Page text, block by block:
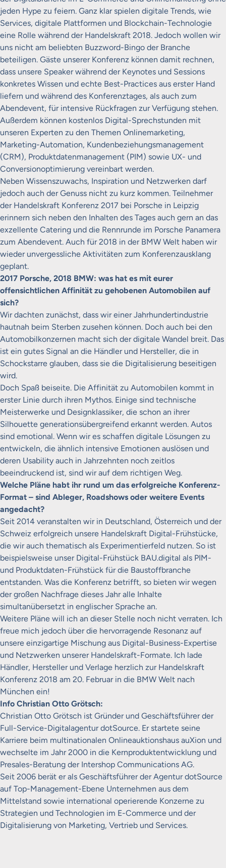
jeden Hype zu feiern. Ganz klar spielen digitale Trends, wie
Services, digitale Plattformen und Blockchain-Technologie
eine Rolle während der Handelskraft 2018. Jedoch wollen wir
uns nicht am beliebten Buzzword-Bingo der Branche
beteiligen. Gäste unserer Konferenz können damit rechnen,
dass unsere Speaker während der Keynotes und Sessions
konkretes Wissen und echte Best-Practices aus erster Hand
liefern und während des Konferenztages, als auch zum
Abendevent, für intensive Rückfragen zur Verfügung stehen.
Außerdem können kostenlos Digital-Sprechstunden mit
unseren Experten zu den Themen Onlinemarketing,
Marketing-Automation, Kundenbeziehungsmanagement
(CRM), Produktdatenmanagement (PIM) sowie UX- und
Conversionoptimierung vereinbart werden.
Neben Wissenszuwachs, Inspiration und Netzwerken darf
jedoch auch der Genuss nicht zu kurz kommen. Teilnehmer
der Handelskraft Konferenz 2017 bei Porsche in Leipzig
erinnern sich neben den Inhalten des Tages auch gern an das
exzellente Catering und die Rennrunde im Porsche Panamera
zum Abendevent. Auch für 2018 in der BMW Welt haben wir
wieder unvergessliche Aktivitäten zum Konferenzausklang
geplant.
2017 Porsche, 2018 BMW: was hat es mit eurer
offensichtlichen Affinität zu gehobenen Automobilen auf
sich?
Wir dachten zunächst, dass wir einer Jahrhundertindustrie
hautnah beim Sterben zusehen können. Doch auch bei den
Automobilkonzernen macht sich der digitale Wandel breit. Das
ist ein gutes Signal an die Händler und Hersteller, die in
Schockstarre glauben, dass sie die Digitalisierung beseitigen
wird.
Doch Spaß beiseite. Die Affinität zu Automobilen kommt in
erster Linie durch ihren Mythos. Einige sind technische
Meisterwerke und Designklassiker, die schon an ihrer
Silhouette generationsübergreifend erkannt werden. Autos
sind emotional. Wenn wir es schaffen digitale Lösungen zu
entwickeln, die ähnlich intensive Emotionen auslösen und
deren Usability auch in Jahrzehnten noch zeitlos
beeindruckend ist, sind wir auf dem richtigen Weg.
Welche Pläne habt ihr rund um das erfolgreiche Konferenz-
Format – sind Ableger, Roadshows oder weitere Events
angedacht?
Seit 2014 veranstalten wir in Deutschland, Österreich und der
Schweiz erfolgreich unsere Handelskraft Digital-Frühstücke,
die wir auch thematisch als Experimentierfeld nutzen. So ist
beispielsweise unser Digital-Frühstück BAU.digital als PIM-
und Produktdaten-Frühstück für die Baustoffbranche
entstanden. Was die Konferenz betrifft, so bieten wir wegen
der großen Nachfrage dieses Jahr alle Inhalte
simultanübersetzt in englischer Sprache an.
Weitere Pläne will ich an dieser Stelle noch nicht verraten. Ich
freue mich jedoch über die hervorragende Resonanz auf
unsere einzigartige Mischung aus Digital-Business-Expertise
und Netzwerken unserer Handelskraft-Formate. Ich lade
Händler, Hersteller und Verlage herzlich zur Handelskraft
Konferenz 2018 am 20. Februar in die BMW Welt nach
München ein!
Info Christian Otto Grötsch:
Christian Otto Grötsch ist Gründer und Geschäftsführer der
Full-Service-Digitalagentur dotSource. Er startete seine
Karriere beim multinationalen Onlineauktionshaus auXion und
wechselte im Jahr 2000 in die Kernproduktentwicklung und
Presales-Beratung der Intershop Communications AG.
Seit 2006 berät er als Geschäftsführer der Agentur dotSource
auf Top-Management-Ebene Unternehmen aus dem
Mittelstand sowie international operierende Konzerne zu
Strategien und Technologien im E-Commerce und der
Digitalisierung von Marketing, Vertrieb und Services.